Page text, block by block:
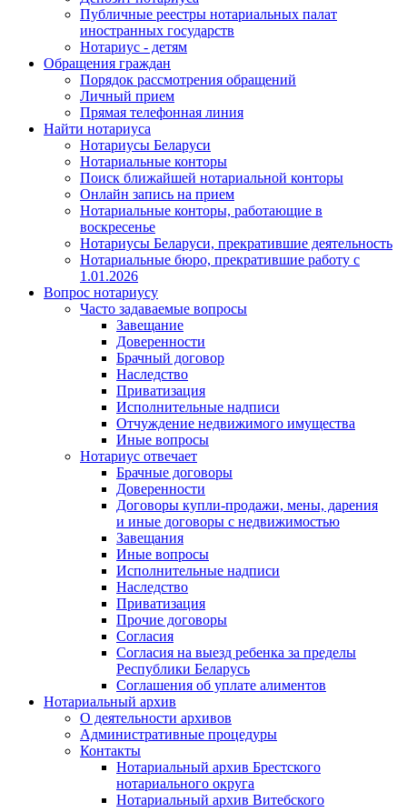
Публичные реестры нотариальных палат
иностранных государств
Нотариус - детям
Обращения граждан
Порядок рассмотрения обращений
Личный прием
Прямая телефонная линия
Найти нотариуса
Нотариусы Беларуси
Нотариальные конторы
Поиск ближайшей нотариальной конторы
Онлайн запись на прием
Нотариальные конторы, работающие в
воскресенье
Нотариусы Беларуси, прекратившие деятельность
Нотариальные бюро, прекратившие работу с
1.01.2026
Вопрос нотариусу
Часто задаваемые вопросы
Завещание
Доверенности
Брачный договор
Наследство
Приватизация
Исполнительные надписи
Отчуждение недвижимого имущества
Иные вопросы
Нотариус отвечает
Брачные договоры
Доверенности
Договоры купли-продажи, мены, дарения
и иные договоры с недвижимостью
Завещания
Иные вопросы
Исполнительные надписи
Наследство
Приватизация
Прочие договоры
Согласия
Согласия на выезд ребенка за пределы
Республики Беларусь
Соглашения об уплате алиментов
Нотариальный архив
О деятельности архивов
Административные процедуры
Контакты
Нотариальный архив Брестского
нотариального округа
Нотариальный архив Витебского